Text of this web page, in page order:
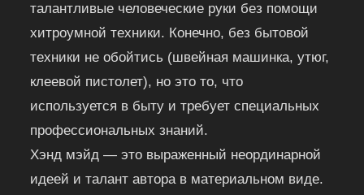
талантливые человеческие руки без помощи
хитроумной техники. Конечно, без бытовой
техники не обойтись (швейная машинка, утюг,
клеевой пистолет), но это то, что
используется в быту и требует специальных
профессиональных знаний.
Хэнд мэйд — это выраженный неординарной
идеей и талант автора в материальном виде.